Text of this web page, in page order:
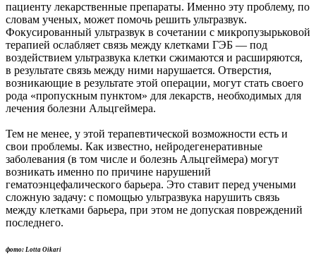
пациенту лекарственные препараты. Именно эту проблему, по
словам ученых, может помочь решить ультразвук.
Фокусированный ультразвук в сочетании с микропузырьковой
терапией ослабляет связь между клетками ГЭБ — под
воздействием ультразвука клетки сжимаются и расширяются,
в результате связь между ними нарушается. Отверстия,
возникающие в результате этой операции, могут стать своего
рода «пропускным пунктом» для лекарств, необходимых для
лечения болезни Альцгеймера.
Тем не менее, у этой терапевтической возможности есть и
свои проблемы. Как известно, нейродегенеративные
заболевания (в том числе и болезнь Альцгеймера) могут
возникать именно по причине нарушений
гематоэнцефалического барьера. Это ставит перед учеными
сложную задачу: с помощью ультразвука нарушить связь
между клетками барьера, при этом не допуская повреждений
последнего.
фото: Lotta Oikari